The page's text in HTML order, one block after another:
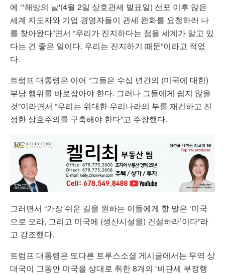
에 “‘해방의 날'(4월 2일 상호관세 발표일) 선포 이후 많은
세계 지도자와 기업 경영자들이 관세 완화를 요청하러 나
를 찾아왔다”면서 “우리가 진지하다는 점을 세계가 알고 있
다는 건 좋은 일이다. 우리는 진지하기 때문”이라고 적었
다.
트럼프 대통령은 이어 “그들은 수십 년간의 (미국에 대한)
부당 행위를 바로잡아야 한다. 그러나 그들에게 쉽지 않을
것”이라면서 “우리는 위대한 우리나라의 부를 재건하고 진
정한 상호주의를 구축해야 한다”고 주장했다.
그러면서 “가장 쉬운 길을 원하는 이들에게 할 말은 ‘미국
으로 오라, 그리고 미국에 (생산시설을) 건설하라’이다”라
고 강조했다.
트럼프 대통령은 또다른 트루스소셜 게시글에서는 무역 상
대국이 그동안 미국을 상대로 취한 8개의 ‘비관세 부정행